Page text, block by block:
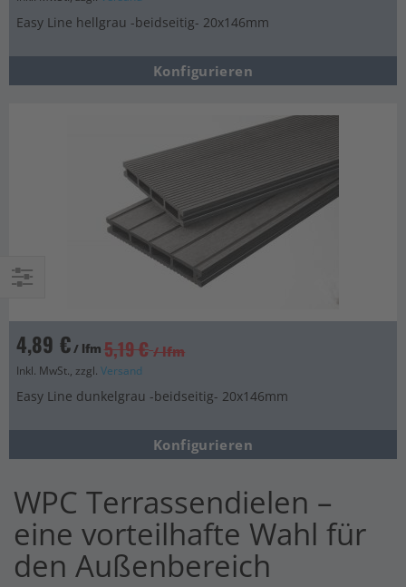
Easy Line hellgrau -beidseitig- 20x146mm
Konfigurieren
4,89 €/ lfm 5,19 € / lfm
Inkl. MwSt., zzgl. Versand
Easy Line dunkelgrau -beidseitig- 20x146mm
Konfigurieren
WPC Terrassendielen –
eine vorteilhafte Wahl für
den Außenbereich